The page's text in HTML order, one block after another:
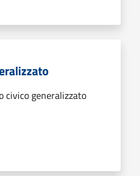
civico generalizzato